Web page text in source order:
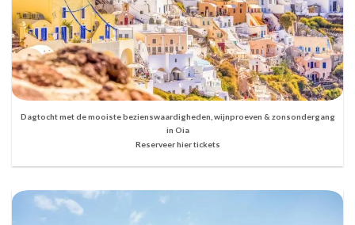
Dagtocht met de mooiste bezienswaardigheden, wijnproeven & zonsondergang
in Oia
Reserveer hier tickets